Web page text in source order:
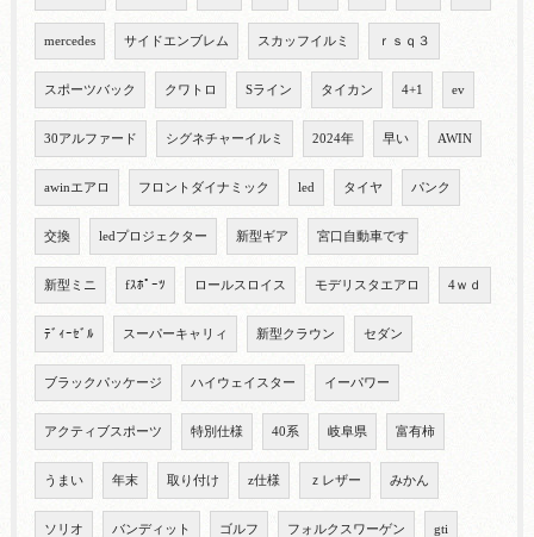
mercedes サイドエンブレム スカッフイルミ ｒｓｑ３
スポーツバック クワトロ Sライン タイカン 4+1 ev
30アルファード シグネチャーイルミ 2024年 早い AWIN
awinエアロ フロントダイナミック led タイヤ パンク
交換 ledプロジェクター 新型ギア 宮口自動車です
新型ミニ fｽﾎﾟｰﾂ ロールスロイス モデリスタエアロ 4ｗｄ
ﾃﾞｨｰｾﾞﾙ スーパーキャリィ 新型クラウン セダン
ブラックパッケージ ハイウェイスター イーパワー
アクティブスポーツ 特別仕様 40系 岐阜県 富有柿
うまい 年末 取り付け z仕様 ｚレザー みかん
ソリオ バンディット ゴルフ フォルクスワーゲン gti